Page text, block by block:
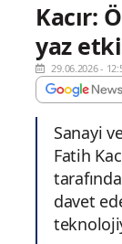
Kacır:
yaz
29.06.2026 -
Sanayi
Fatih
davet